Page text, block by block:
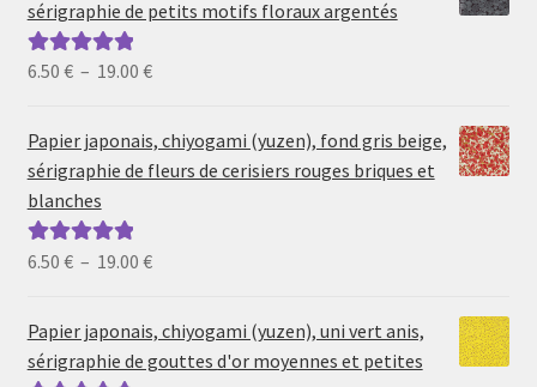
sérigraphie de petits motifs floraux argentés
Note5.00sur
6.50 € – 19.00 €Plage
prix :
6.50 €
Papier japonais, chiyogami (yuzen), fond gris beige,
sérigraphie de fleurs de cerisiers rouges briques et
blanches
Note5.00sur
6.50 € – 19.00 €Plage
prix :
6.50 €
Papier japonais, chiyogami (yuzen), uni vert anis,
sérigraphie de gouttes d'or moyennes et petites